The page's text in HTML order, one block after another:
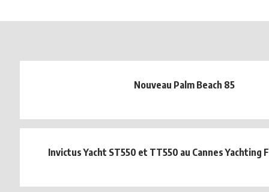
Nouveau Palm Beach 85
Invictus Yacht ST550 et TT550 au Cannes Yachting